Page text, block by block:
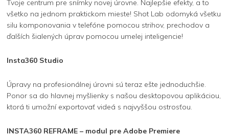
Tvoje centrum pre snímky novej úrovne. Najlepšie efekty, a to
všetko na jednom praktickom mieste! Shot Lab odomyká všetku
silu komponovania v telefóne pomocou strihov, prechodov a
ďalších šialených úprav pomocou umelej inteligencie!
Insta360 Studio
Úpravy na profesionálnej úrovni sú teraz ešte jednoduchšie.
Ponor sa do hlavnej myšlienky s našou desktopovou aplikáciou,
ktorá ti umožní exportovať videá s najvyššou ostrosťou.
INSTA360 REFRAME – modul pre Adobe Premiere